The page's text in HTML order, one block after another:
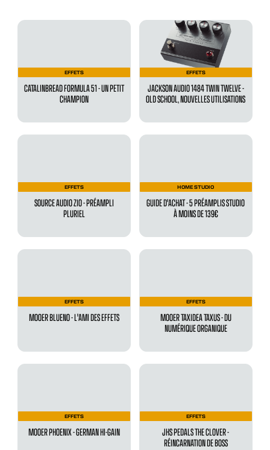
EFFETS
CATALINBREAD FORMULA 51 - UN PETIT
CHAMPION
EFFETS
JACKSON AUDIO 1484 TWIN TWELVE -
OLD SCHOOL, NOUVELLES UTILISATIONS
EFFETS
SOURCE AUDIO ZIO - PRÉAMPLI
PLURIEL
HOME STUDIO
GUIDE D'ACHAT - 5 PRÉAMPLIS STUDIO
À MOINS DE 139€
EFFETS
MOOER BLUENO - L'AMI DES EFFETS
EFFETS
MOOER TAXIDEA TAXUS - DU
NUMÉRIQUE ORGANIQUE
EFFETS
MOOER PHOENIX - GERMAN HI-GAIN
EFFETS
JHS PEDALS THE CLOVER -
RÉINCARNATION DE BOSS